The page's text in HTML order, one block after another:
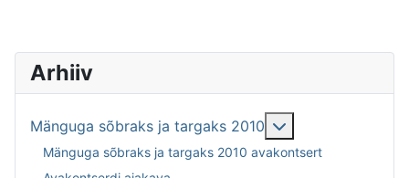
Arhiiv
Mänguga sõbraks ja targaks 2010
Mänguga sõbraks ja targaks 2010 avakontsert